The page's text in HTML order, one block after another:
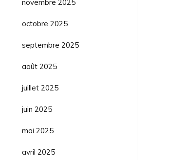
novembre 2025
octobre 2025
septembre 2025
août 2025
juillet 2025
juin 2025
mai 2025
avril 2025